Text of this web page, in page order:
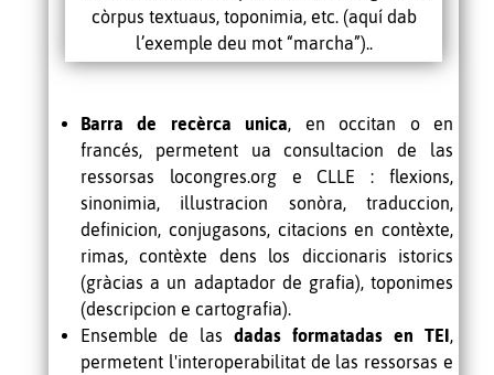
còrpus textuaus, toponimia, etc. (aquí dab
l’exemple deu mot “marcha”)..
Barra de recèrca unica, en occitan o en
francés, permetent ua consultacion de las
ressorsas locongres.org e CLLE : flexions,
sinonimia, illustracion sonòra, traduccion,
definicion, conjugasons, citacions en contèxte,
rimas, contèxte dens los diccionaris istorics
(gràcias a un adaptador de grafia), toponimes
(descripcion e cartografia).
Ensemble de las
dadas formatadas en TEI,
permetent l'interoperabilitat de las ressorsas e